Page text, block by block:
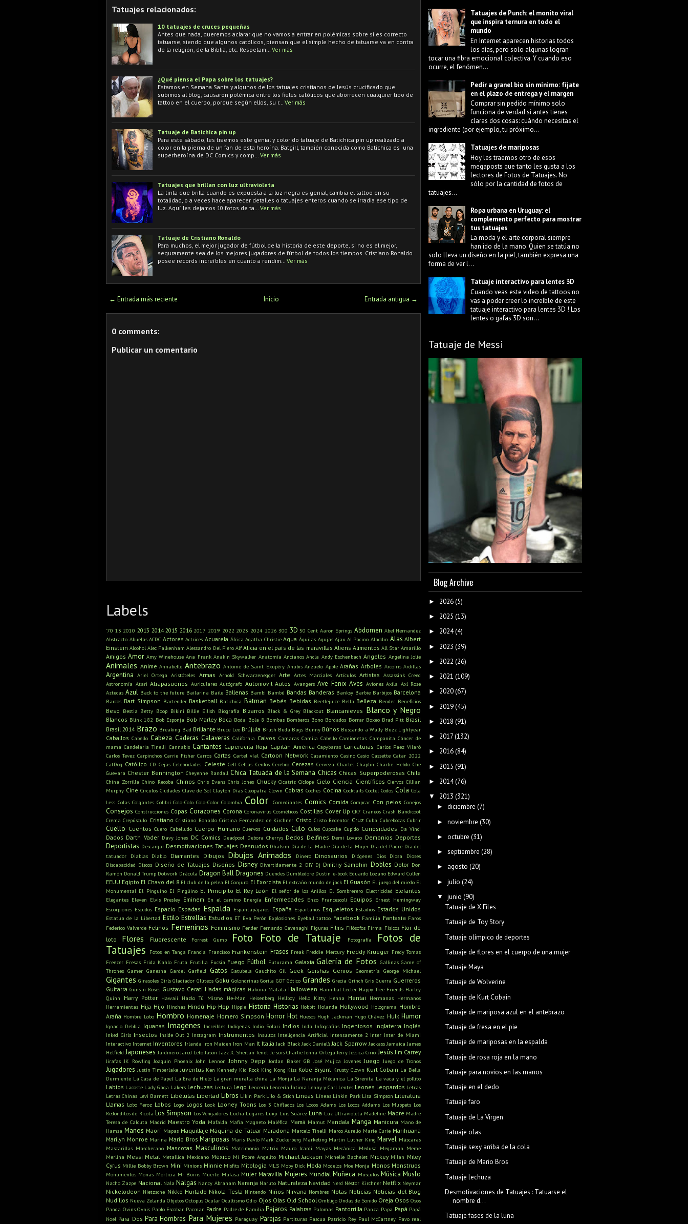
Tatuajes relacionados:
10 tatuajes de cruces pequeñas
Antes que nada, queremos aclarar que no vamos a entrar en polémicas sobre si es correcto
tatuarse, siendo que algunos católicos, piensan que el simple hecho de tatuarse va en contra
de la religión, de la Biblia, etc. Respetam…
Ver más
¿Qué piensa el Papa sobre los tatuajes?
Estamos en Semana Santa y algunos de los tatuajes cristianos de Jesús crucificado que
subimos al blog, causaron polémica entre los fieles católicos que aborrecen cualquier tipo de
tattoo en el cuerpo, porque según ellos, su r…
Ver más
Tatuaje de Batichica pin up
Para este sábado, les traemos este genial y colorido tatuaje de Batichica pin up realizado a
color en la pierna de un fan de esta heroína. Batgirl, también conocida como Batichica es una
superheroína de DC Comics y comp…
Ver más
Tatuajes que brillan con luz ultravioleta
La tinta que brilla cuando es expuesta a la luz negra es genial, cambia el tattoo en su
totalidad, o a veces hace aparecer detalles o tatuajes enteros cuando se irradia ese tipo de
luz. Aquí les dejamos 10 fotos de ta…
Ver más
Tatuaje de Cristiano Ronaldo
Para muchos, el mejor jugador de fútbol de la historia de este deporte, si no es el mejor,
seguramente sea de los mejores jugadores de fútbol de todos los tiempos. Cristiano Ronaldo
posee records increíbles en cuanto a rendim…
Ver más
← Entrada más reciente Entrada antigua →
Inicio
0 comments:
Publicar un comentario
Labels
'70 13 2010 2013 2014 2015 2016 2017 2019 2022 2023 2024 2026 300 3D 50 Cent Aaron Springs Abdomen Abel Hernandez
Abstracto Abuelas ACDC Actores Actrices Acuarela África Agatha Christie Agua Águilas Agujas Ajax Al Pacino Aladdin Alas Albert
Einstein Alcohol Alec Falkenham Alessandro Del Piero Alf Alicia en el país de las maravillas Aliens Alimentos All Star Amarillo
Amigos Amor Amy Winehouse Ana Frank Anakin Skywalker Anatomía Ancianos Ancla Andy Eschenbach Angeles Angelina Jolie
Animales Anime Annabelle Antebrazo Antoine de Saint Exupéry Anubis Anzuelo Apple Arañas Arboles Arcoíris Ardillas
Argentina Ariel Ortega Aristóteles Armas Arnold Schwarzenegger Arte Artes Marciales Artículos Artistas Assassin's Creed
Astronomía Atari Atrapasueños Auriculares Autógrafo Automovil Autos Avangers Ave Fenix Aves Aviones Axila Axl Rose
Aztecas Azul Back to the future Bailarina Baile Ballenas Bambi Bambú Bandas Banderas Banksy Barbie Barbijos Barcelona
Barcos Bart Simpson Bartender Basketball Batichica Batman Bebés Bebidas Beetlejuice Bella Belleza Bender Beneficios
Beso Bestia Betty Boop Bikini Billie Eilish Biografía Bizarros Black & Grey Blackout Blancanieves Blanco y Negro
Blancos Blink 182 Bob Esponja Bob Marley Boca Boda Bola 8 Bombas Bomberos Bono Bordados Borrar Boxeo Brad Pitt Brasil
Brasil 2014 Brazo Breaking Bad Brillante Bruce Lee Brújula Brush Buda Bugs Bunny Búhos Buscando a Wally Buzz Lightyear
Caballos Cabello Cabeza Caderas Calaveras California Calvos Camaras Camila Cabello Camionetas Campanita Cáncer de
mama Candelaria Tinelli Cannabis Cantantes Caperucita Roja Capitán América Capybaras Caricaturas Carlos Paez Vilaró
Carlos Tevez Carpinchos Carrie Fisher Carros Cartas Cartel víal Cartoon Network Casamiento Casino Casio Cassette Catar 2022
CatDog Católico CD Cejas Celebridades Celeste Cell Celtas Cerdos Cerebro Cerezas Cerveza Charles Chaplin Charlie Hebdo Che
Guevara Chester Bennington Cheyenne Randall Chica Tatuada de la Semana Chicas Chicas Superpoderosas Chile
China Zorrilla Chino Recoba Chinos Chris Evans Chris Jones Chucky Cicatriz Cíclope Cielo Ciencia Científicos Ciervos Cillian
Murphy Cine Circulos Ciudades Clave de Sol Clayton Días Cleopatra Clown Cobras Coches Cocina Cocktails Coctel Codos Cola Cola
Less Colas Colgantes Colibrí Colo-Colo Colo-Color Colombia Color Comediantes Comics Comida Comprar Con pelos Conejos
Consejos Construcciones Copas Corazones Corona Coronavirus Cosméticos Costillas Cover Up CR7 Craneos Crash Bandicoot
Crema Crepúsculo Cristiano Cristiano Ronaldo Cristina Fernandez de Kirchner Cristo Cristo Redentor Cruz Cuba Cubrebocas Cubrir
Cuello Cuentos Cuero Cabelludo Cuerpo Humano Cuervos Cuidados Culo Culos Cupcake Cupido Curiosidades Da Vinci
Dados Darth Vader Davy Jones DC Comics Deadpool Debora Cherrys Dedos Delfines Demi Lovato Demonios Deportes
Deportistas Descargar Desmotivaciones Tatuajes Desnudos Dhalsim Día de la Madre Día de la Mujer Día del Padre Día del
tatuador
Diablas Diablo Diamantes Dibujos Dibujos Animados Dinero Dinosaurios Diógenes Dios Diosa
Dioses
Discapacidad Discos Diseño de Tatuajes Diseños Disney Divertidamente 2 DIY Dj Dmitriy Samohin Dobles Dolor Don
Ramón Donald Trump Dotwork Drácula Dragon BallDragones Duendes Dumbledore Dustin e-book Eduardo Lozano Edward Cullen
EEUU Egipto El Chavo del 8 El club de la pelea El Conjuro El Exorcista El extraño mundo de jack El Guasón El juego del miedo El
Monumental El Pinguino El Pingüino El Principito El Rey León El señor de los Anillos El Sombrerero Electricidad Elefantes
Elegantes Eleven Elvis Presley Eminem En el camino Energía Enfermedades Enzo Francescoli Equipos Ernest Hemingway
Escorpiones Escudos Espacio Espadas Espalda Espantapájaros España Espartanos Esqueletos Estadios Estados Unidos
Estatua de la Libertad Estilo Estrellas Estudios ET Eva Perón Explosiones Eyeball tattoo Facebook Familia Fantasía Faros
Federico Valverde Felinos Femeninos Feminismo Fender Fernando Cavenaghi Figuras Films Filósofos Firma Físicos Flor de
loto
Flores Fluorescente Forrest Gump Foto Foto de Tatuaje Fotografía
Fotos de
Tatuajes
Fotos en Tanga Francia Francisco Frankenstein Frases Freak Freddie Mercury Freddy Krueger Fredy Tomas
Freezer Fresas Frida Kahlo Fruta Frutilla Fucsia Fuego Fútbol Futurama Galaxia Galería de Fotos Gallinas Game of
Thrones Gamer Ganesha Gardel Garfield Gatos Gatubela Gauchito Gil Geek Geishas Genios Geometría George Michael
Gigantes Girasoles Girls Gladiador Glúteos Goku Golondrinas Gorila GOT Gótico Grandes Grecia Grinch Gris Guerra Guerreros
Guitarra Guns n Roses Gustavo Cerati Hadas mágicas Hakuna Matata Halloween Hannibal Lecter Happy Tree Friends Harley
Quinn
Harry Potter Hawaii Hazlo Tú Mismo He-Man Heisenberg Hellboy Hello Kitty Henna Hentai Hermanas Hermanos
Herramientas Hija Hijo Hinchas Hindú Hip-Hop Hippie Historia Historias Hobbit Holanda Hollywood Holograma Hombre
Araña Hombre Lobo Hombro Homenaje Homero Simpson Horror Hot Huesos Hugh Jackman Hugo Chávez Hulk Humor
Ignacio Debbia Iguanas Imagenes Increíbles Indígenas Indio Solari Indios Indú Infografías Ingeniosos Inglaterra Inglés
Inked Girls Insectos Inside Out 2 Instagram Instrumentos Insultos Inteligencia Artificial Intensamente 2 Inter Inter de Miami
Interactivo Internet Inventores Irlanda Iron Maiden Iron Man It Italia Jack Black Jack Daniel's Jack Sparrow Jackass Jamaica James
Hetfield Japoneses Jardinero Jared Leto Jason Jazz JC Sheitan Tenet Je suis Charlie Jenna Ortega Jerry Jessica Cirio Jesús Jim Carrey
Jirafas JK Rowling Joaquin Phoenix John Lennon Johnny Depp Jordan Baker GB José Mujica Jovenes Juego Juego de Tronos
Jugadores Justin Timberlake Juventus Ken Kennedy Kid Rock King Kong Kiss Kobe Bryant Krusty Clown Kurt Cobain La Bella
Durmiente La Casa de Papel La Era de Hielo La gran muralla china La Monja La Naranja Mécanica La Sirenita La vaca y el pollito
Labios Lacoste Lady Gaga Lakers Lechuzas Lectura Lego Lencería Lencería Íntima Lenny y Carl Lentes Leones Leopardos Letras
Letras Chinas Levi Barnett Libélulas Libertad Libros Likin Park Lilo & Stich Lineas Líneas Linkin Park Lisa Simpson Literatura
Llamas Lobo Feroz Lobos Logo Logos Look Looney Toons Los 3 Chiflados Los Locos Adams Los Locos Addams Los Muppets Los
Redonditos de Ricota Los Simpson Los Vengadores Lucha Lugares Luigi Luis Suárez Luna Luz Ultravioleta Madeline Madre Madre
Teresa de Calcuta Madrid Maestro Yoda Mafalda Mafia Magneto Maléfica Mamá Mamut Mandala Manga Manicura Mano de
Hamsa Manos Maorí Mapas Maquillaje Máquina de Tatuar Maradona Marcelo Tinelli Marco Aurelio Marie Curie Marihuana
Marilyn Monroe Marina Mario Bros Mariposas Maris Pavlo Mark Zuckerberg Marketing Martin Luther King Marvel Máscaras
Mascarillas Mascherano Mascotas Masculinos Matrimonio Matrix Mauro Icardi Mayas Mecánica Medusa Megaman Meme
Merlina Messi Metal Metallica Mexicano México Mi Pobre Angelito Michael Jackson Michelle Bachelet Mickey Milan Miley
Cyrus Millie Bobby Brown Mini Minions Minnie Misfits Mitología MLS Moby Dick Moda Modelos Moe Monja Monos Monstruos
Monumentos Moñas Morticia Mr Burns Muerte Mufasa Mujer Maravilla Mujeres Mundial Muñeca Musculos Música Muslo
Nacho Zazpe Nacional Nala Nalgas Nancy Abraham Naranja Naruto Naturaleza Navidad Nerd Néstor Kirchner Netflix Neymar
Nickelodeon Nietzsche Nikko Hurtado Nikola Tesla Nintendo Niños Nirvana Nombres Notas Noticias Noticias del Blog
Nudillos Nueva Zelanda Objetos Octopus Ocular Ocultismo Odio Ojos Olas Old School Ombligo Ondas de Sonido Oreja Osos Osos
Panda Ovins Ovnis Pablo Escobar Pacman Padre Padre de Familia Pajaros Palabras Palomas Pantorrilla Panza Papa Papá Papá
Noel Para Dos Para Hombres Para Mujeres Paraguay Parejas Partituras Pascua Patricio Rey Paul McCartney Pavo real
Tatuajes de Punch: el monito viral
que inspira ternura en todo el
mundo
En Internet aparecen historias todos
los días, pero solo algunas logran
tocar una fibra emocional colectiva. Y cuando eso
ocurre, el fenómen...
Pedir a granel bio sin mínimo: fíjate
en el plazo de entrega y el margen
Comprar sin pedido mínimo solo
funciona de verdad si antes tienes
claras dos cosas: cuándo necesitas el
ingrediente (por ejemplo, tu próximo...
Tatuajes de mariposas
Hoy les traemos otro de esos
megaposts que tanto les gusta a los
lectores de Fotos de Tatuajes. No
sólo por la cantidad de fotos de
tatuajes...
Ropa urbana en Uruguay: el
complemento perfecto para mostrar
tus tatuajes
La moda y el arte corporal siempre
han ido de la mano. Quien se tatúa no
solo lleva un diseño en la piel, también expresa una
forma de ver l...
Tatuaje interactivo para lentes 3D
Cuando veas este video de tattoos no
vas a poder creer lo increíble de este
tatuaje interactivo para lentes 3D ! Los
lentes o gafas 3D son...
Tatuaje de Messi
Blog Archive
► 2026(5)
► 2025 (13)
► 2024(4)
► 2023 (39)
► 2022 (26)
► 2021 (109)
► 2020(67)
► 2019(45)
► 2018 (91)
► 2017(132)
► 2016(84)
► 2015 (91)
► 2014(76)
▼ 2013 (321)
► diciembre (7)
► noviembre (30)
► octubre (31)
► septiembre (28)
► agosto (20)
► julio (24)
▼ junio (90)
Tatuaje de X Files
Tatuaje de Toy Story
Tatuaje olímpico de deportes
Tatuaje de flores en el cuerpo de una mujer
Tatuaje Maya
Tatuaje de Wolverine
Tatuaje de Kurt Cobain
Tatuaje de mariposa azul en el antebrazo
Tatuaje de fresa en el pie
Tatuaje de mariposas en la espalda
Tatuaje de rosa roja en la mano
Tatuaje para novios en las manos
Tatuaje en el dedo
Tatuaje faro
Tatuaje de La Virgen
Tatuaje olas
Tatuaje sexy arriba de la cola
Tatuaje de Mario Bros
Tatuaje lechuza
Desmotivaciones de Tatuajes : Tatuarse el
nombre d...
Tatuaje fases de la luna